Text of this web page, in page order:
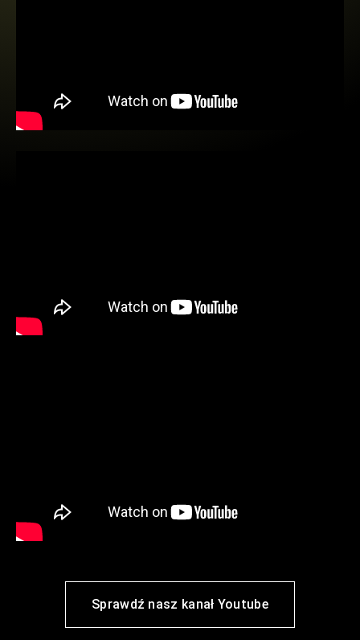
Sprawdź nasz kanał Youtube